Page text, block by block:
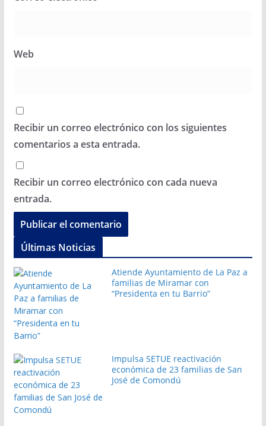
Web
Recibir un correo electrónico con los siguientes
comentarios a esta entrada.
Recibir un correo electrónico con cada nueva
entrada.
Últimas Noticias
Atiende Ayuntamiento de La Paz a
familias de Miramar con
“Presidenta en tu Barrio”
Impulsa SETUE reactivación
económica de 23 familias de San
José de Comondú